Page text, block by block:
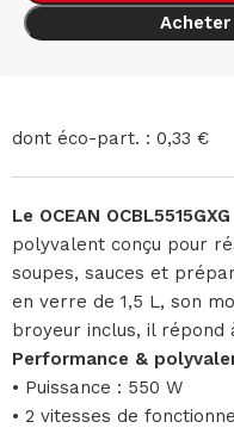
dont éco-part. : 0,33 €
Le OCEAN OCBL5515GXG
polyvalent conçu pour
soupes, sauces et
en verre de 1,5 L, son
broyeur inclus, il répond
Performance &
• Puissance : 550 W
• 2 vitesses de